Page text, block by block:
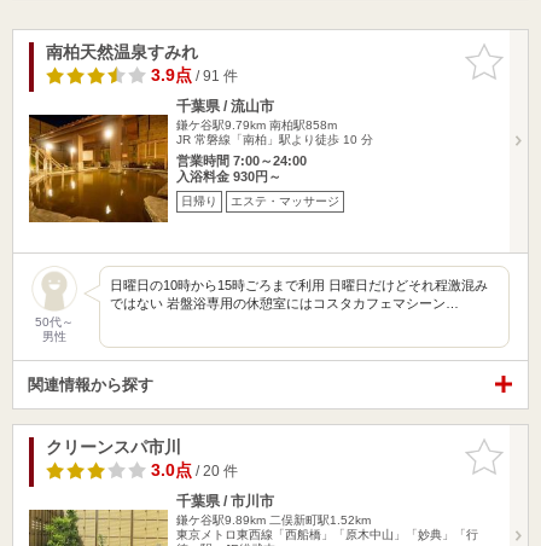
お気に入
りに追加
南柏天然温泉すみれ
3.9点/ 91 件
千葉県 / 流山市
鎌ケ谷駅9.79km 南柏駅858m
JR 常磐線「南柏」駅より徒歩 10 分
営業時間 7:00～24:00
入浴料金 930円～
日帰り エステ・マッサージ
50代～
男性
日曜日の10時から15時ごろまで利用 日曜日だけどそれ程激混み
ではない 岩盤浴専用の休憩室にはコスタカフェマシーン…
関連情報から探す
お気に入
りに追加
クリーンスパ市川
3.0点/ 20 件
千葉県 / 市川市
鎌ケ谷駅9.89km 二俣新町駅1.52km
東京メトロ東西線「西船橋」「原木中山」「妙典」「行